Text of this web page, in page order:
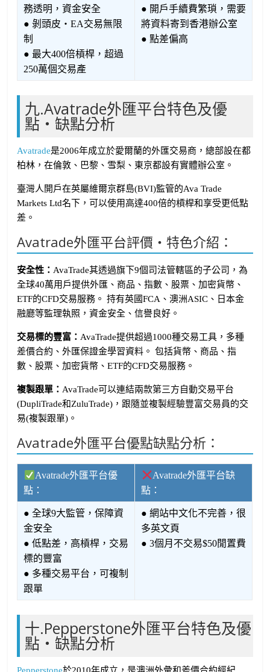
務透明，資金安全
● 剝頭皮・EA交易無限
制
● 最大400倍槓桿，超過
250萬個交易產
● 開戶手續費繁瑣，需要
將資料寄到香港辦公室
● 點差偏高
九.Avatrade外匯平台特色及優
點・缺點分析
Avatrade是2006年成立於愛爾蘭的外匯交易商，總部設在都
柏林，在倫敦、巴黎、雪梨、東京都設有實體辦公室。
臺灣人開戶在英屬維爾京群島(BVI)監管的Ava Trade
Markets Ltd名下，可以使用高達400倍的槓桿和享受更低點
差。
Avatrade外匯平台評價・特色介紹：
安全性：AvaTrade其透過旗下9個司法管轄區的子公司，為
全球40萬用戶提供外匯、商品、指數、股票、加密貨幣、
ETF的CFD交易服務。 持有英國FCA、澳洲ASIC、日本金
融廳等監理執照，資金安全、信譽良好。
交易標的豐富：AvaTrade提供超過1000種交易工具，多種
差價合約、外匯保證金學習資料。 包括貨幣、商品、指
數、股票、加密貨幣、ETF的CFD交易服務。
複製跟單：AvaTrade可以連結兩款第三方自動交易平台
(DupliTrade和ZuluTrade)，跟隨並複製經驗豐富交易員的交
易(複製跟單)。
Avatrade外匯平台優點缺點分析：
Avatrade外匯平台優
點：
Avatrade外匯平台缺
點：
● 全球9大監管，保障資
金安全
● 低點差，高槓桿，交易
標的豐富
● 多種交易平台，可複制
跟單
● 網站中文化不完善，很
多英文頁
● 3個月不交易$50閒置費
十.Pepperstone外匯平台特色及優
點・缺點分析